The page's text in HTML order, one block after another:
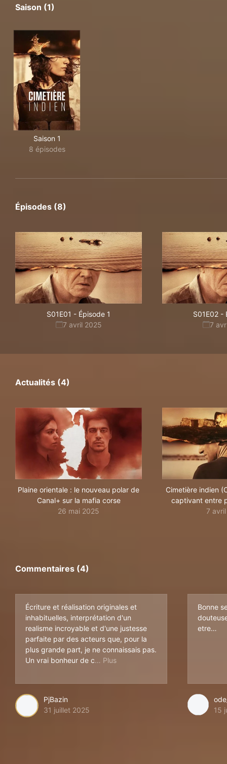
Saison (1)
Saison 1
8 épisodes
Épisodes (8)
S01E01 - Épisode 1
7 avril 2025
S01E02 -
7
Actualités (4)
Plaine orientale : le nouveau polar de
Canal+ sur la mafia corse
26 mai 2025
Cimetière indien
captivant entre
7
Commentaires (4)
Écriture et réalisation originales et
inhabituelles, interprétation d'un
realisme incroyable et d'une justesse
parfaite par des acteurs que, pour la
plus grande part, je ne connaissais pas.
Un vrai bonheur de c
réativité comme on en voudrait
PjBazin
31 juillet 2025
Bonne
etre…
15